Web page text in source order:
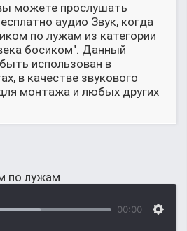
можете прослушать
аудио Звук, когда
по лужам из категории
босиком". Данный
использован в
в качестве звукового
монтажа и любых других
по лужам
00:00